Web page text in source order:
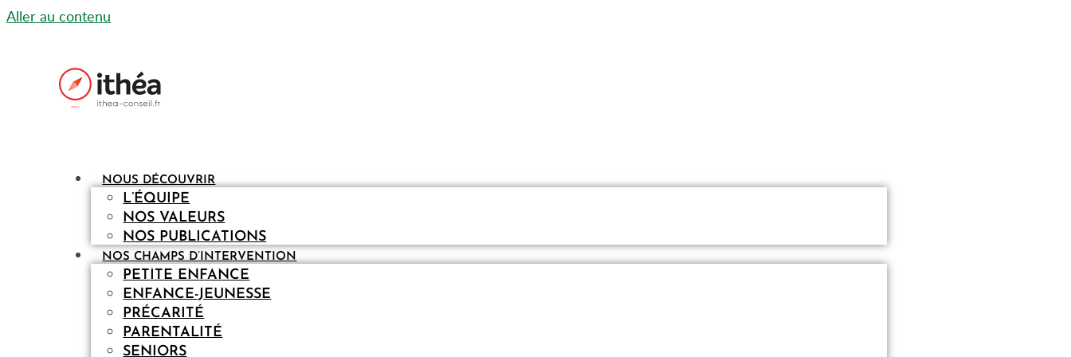
Aller au contenu
NOUS DÉCOUVRIR
L’ÉQUIPE
NOS VALEURS
NOS PUBLICATIONS
NOS CHAMPS D’INTERVENTION
PETITE ENFANCE
ENFANCE-JEUNESSE
PRÉCARITÉ
PARENTALITÉ
SENIORS